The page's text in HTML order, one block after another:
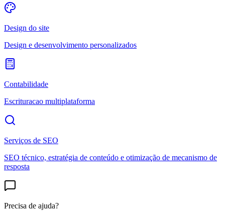
Design do site
Design e desenvolvimento personalizados
Contabilidade
Escrituracao multiplataforma
Serviços de SEO
SEO técnico, estratégia de conteúdo e otimização de mecanismo de
resposta
Precisa de ajuda?